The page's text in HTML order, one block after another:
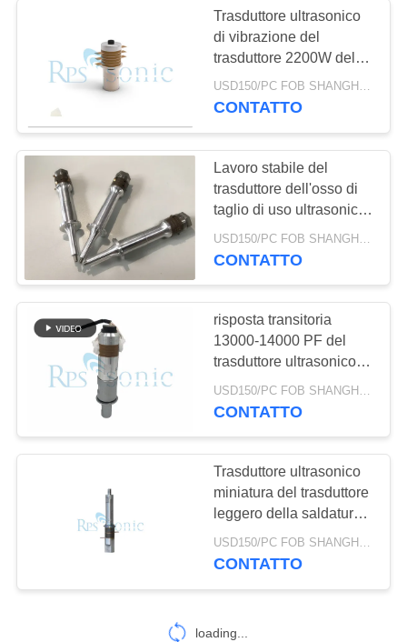
Trasduttore ultrasonico
di vibrazione del
trasduttore 2200W della
saldatura a ultrasuoni di
alta efficienza
USD150/PC FOB SHANGHAI MOQ:1pcs
CONTATTO
Lavoro stabile del
trasduttore dell'osso di
taglio di uso ultrasonico
medico del coltello
CONTATTO
risposta transitoria
13000-14000 PF del
trasduttore ultrasonico
miniatura di 50mm alta
USD150/PC FOB SHANGHAI MOQ:1pcs
CONTATTO
Trasduttore ultrasonico
miniatura del trasduttore
leggero della saldatura a
ultrasuoni
USD150/PC FOB SHANGHAI MOQ:1pcs
CONTATTO
loading...